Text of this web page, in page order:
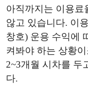
아직까지는 이용료
않고 있습니다. 이
창호) 운용 수익에
켜봐야 하는 상황
2~3개월 시차를 두
다.